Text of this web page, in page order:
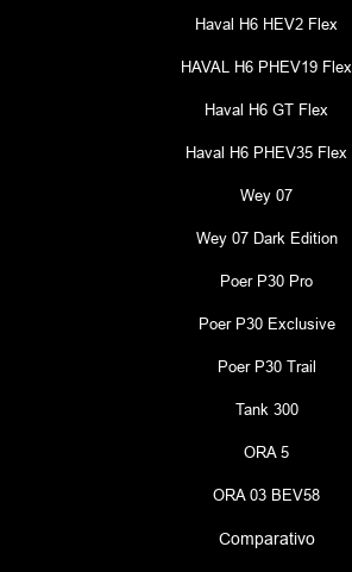
Haval H6 HEV2 Flex
HAVAL H6 PHEV19 Flex
Haval H6 GT Flex
Haval H6 PHEV35 Flex
Wey 07
Wey 07 Dark Edition
Poer P30 Pro
Poer P30 Exclusive
Poer P30 Trail
Tank 300
ORA 5
ORA 03 BEV58
Comparativo